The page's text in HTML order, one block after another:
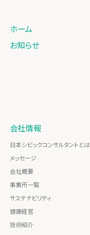
ホーム
お知らせ
会社情報
日本シビックコンサルタントとは
メッセージ
会社概要
事業所一覧
サステナビリティ
健康経営
技術紹介